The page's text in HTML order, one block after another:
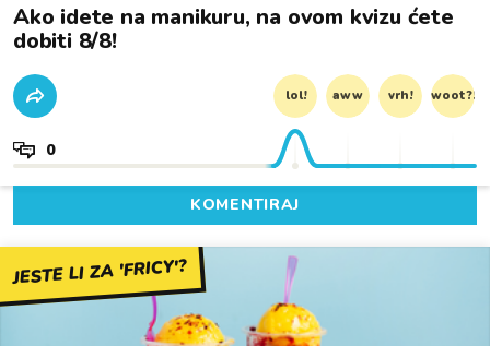
Ako idete na manikuru, na ovom kvizu ćete
dobiti 8/8!
lol! aww vrh! woot?!
0
KOMENTIRAJ
JESTE LI ZA 'FRICY'?